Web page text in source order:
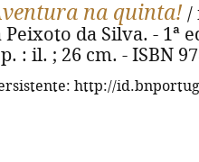
na quinta! /
Peixoto da Silva. - 1ª
: il. ; 26 cm. - ISBN
http://